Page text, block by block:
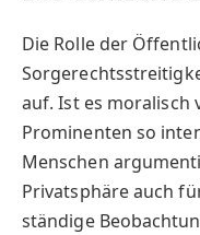
Die Rolle der
auf. Ist es moralisch
Prominenten so
Menschen
Privatsphäre auch
ständige